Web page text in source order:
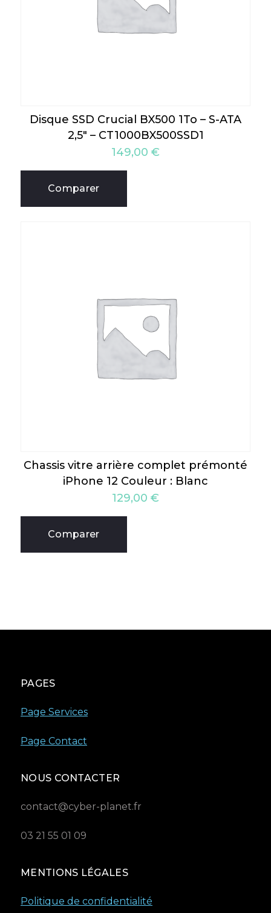
Disque SSD Crucial BX500 1To – S-ATA
2,5″ – CT1000BX500SSD1
149,00 €
Comparer
Chassis vitre arrière complet prémonté
iPhone 12 Couleur : Blanc
129,00 €
Comparer
PAGES
Page Services
Page Contact
NOUS CONTACTER
contact@cyber-planet.fr
03 21 55 01 09
MENTIONS LÉGALES
Politique de confidentialité